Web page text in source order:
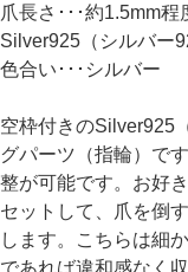
爪長さ･･･約1.5mm程
Silver925（シルバー
色合い･･･シルバー
空枠付きのSilver925
グパーツ（指輪）で
整が可能です。お好
セットして、爪を倒
します。こちらは細
であれば違和感なく